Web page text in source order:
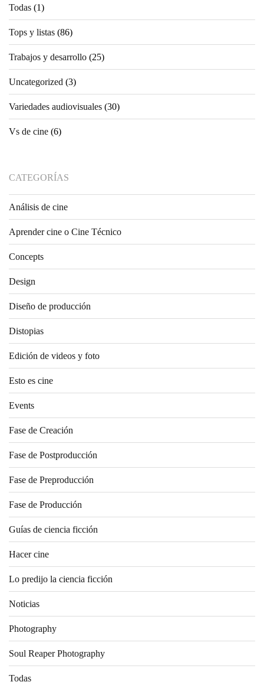
Todas (1)
Tops y listas (86)
Trabajos y desarrollo (25)
Uncategorized (3)
Variedades audiovisuales (30)
Vs de cine (6)
CATEGORÍAS
Análisis de cine
Aprender cine o Cine Técnico
Concepts
Design
Diseño de producción
Distopias
Edición de videos y foto
Esto es cine
Events
Fase de Creación
Fase de Postproducción
Fase de Preproducción
Fase de Producción
Guías de ciencia ficción
Hacer cine
Lo predijo la ciencia ficción
Noticias
Photography
Soul Reaper Photography
Todas